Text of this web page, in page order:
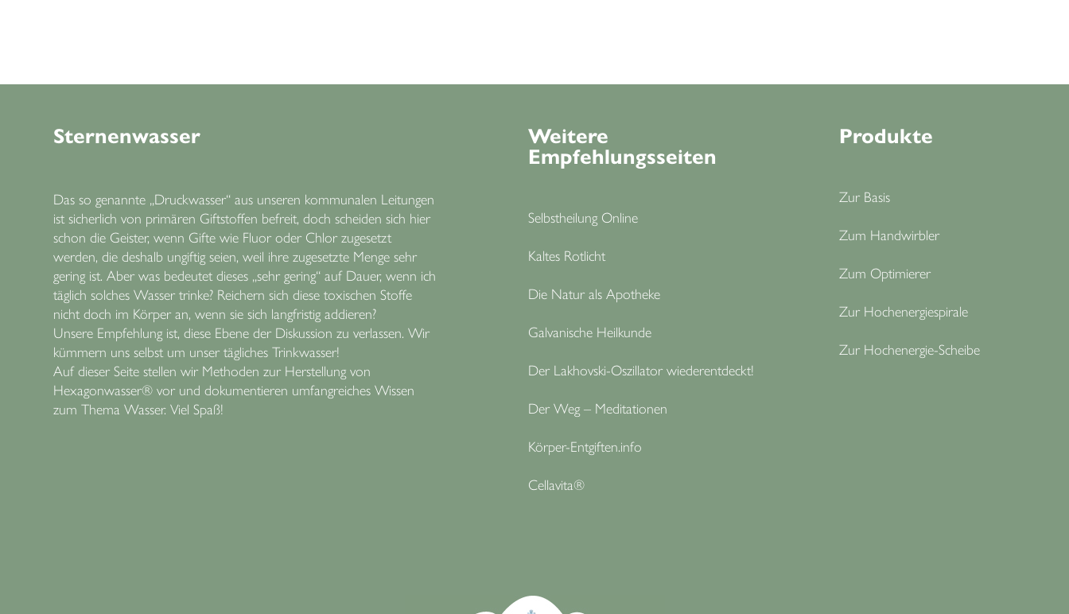
Sternenwasser
Das so genannte „Druckwasser“ aus unseren kommunalen Leitungen
ist sicherlich von primären Giftstoffen befreit, doch scheiden sich hier
schon die Geister, wenn Gifte wie Fluor oder Chlor zugesetzt
werden, die deshalb ungiftig seien, weil ihre zugesetzte Menge sehr
gering ist. Aber was bedeutet dieses „sehr gering“ auf Dauer, wenn ich
täglich solches Wasser trinke? Reichern sich diese toxischen Stoffe
nicht doch im Körper an, wenn sie sich langfristig addieren?
Unsere Empfehlung ist, diese Ebene der Diskussion zu verlassen. Wir
kümmern uns selbst um unser tägliches Trinkwasser!
Auf dieser Seite stellen wir Methoden zur Herstellung von
Hexagonwasser® vor und dokumentieren umfangreiches Wissen
zum Thema Wasser. Viel Spaß!
Weitere
Empfehlungsseiten
Selbstheilung Online
Kaltes Rotlicht
Die Natur als Apotheke
Galvanische Heilkunde
Der Lakhovski-Oszillator wiederentdeckt!
Der Weg – Meditationen
Körper-Entgiften.info
Cellavita®
Produkte
Zur Basis
Zum Handwirbler
Zum Optimierer
Zur Hochenergiespirale
Zur Hochenergie-Scheibe